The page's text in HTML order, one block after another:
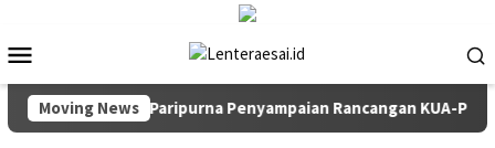
konten
Mobile
Moving News
Rapat Paripurna Penyampaian Rancangan KUA-PPAS TA